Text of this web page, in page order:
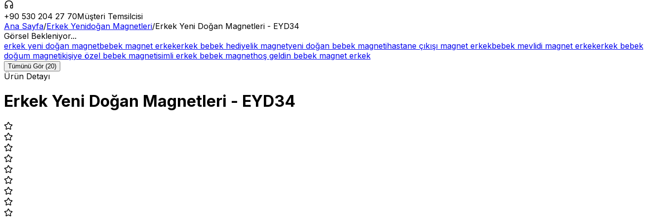
+90 530 204 27 70Müşteri Temsilcisi
Ana Sayfa/Erkek Yenidoğan Magnetleri/Erkek Yeni Doğan Magnetleri - EYD34
Görsel Bekleniyor...
erkek yeni doğan magnetbebek magnet erkekerkek bebek hediyelik magnetyeni doğan bebek magnetihastane çıkışı magnet erkekbebek mevlidi magnet erkekerkek bebek
doğum magnetikişiye özel bebek magnetisimli erkek bebek magnethoş geldin bebek magnet erkek
Tümünü Gör (20)
Ürün Detayı
Erkek Yeni Doğan Magnetleri - EYD34